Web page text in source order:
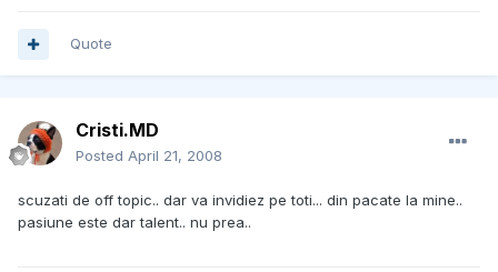
Quote
Cristi.MD
Posted April 21, 2008
scuzati de off topic.. dar va invidiez pe toti... din pacate la mine..
pasiune este dar talent.. nu prea..